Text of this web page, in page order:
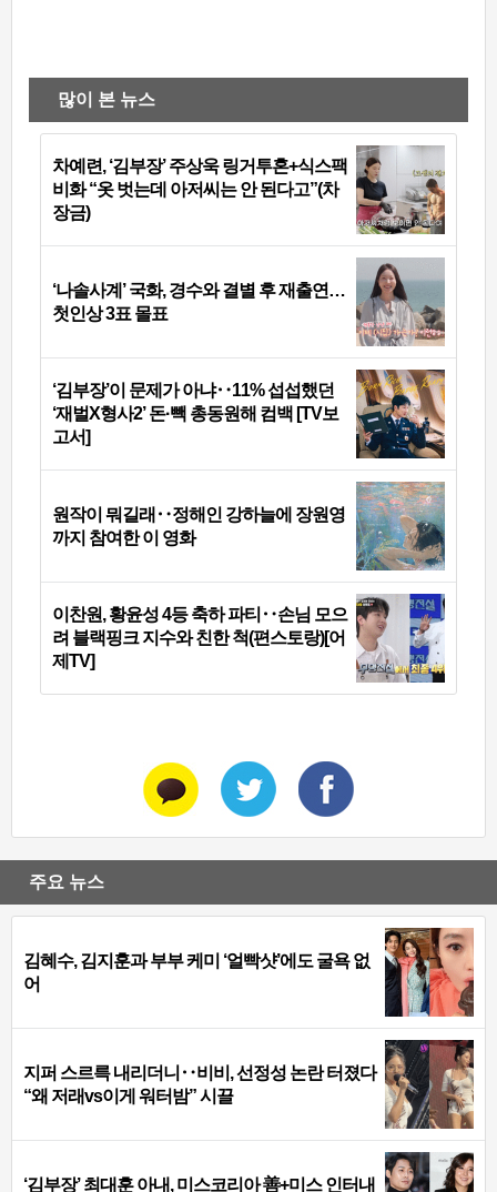
많이 본 뉴스
차예련, ‘김부장’ 주상욱 링거투혼+식스팩
비화 “옷 벗는데 아저씨는 안 된다고”(차
장금)
‘나솔사계’ 국화, 경수와 결별 후 재출연…
첫인상 3표 몰표
‘김부장’이 문제가 아냐‥11% 섭섭했던
‘재벌X형사2’ 돈·빽 총동원해 컴백 [TV보
고서]
원작이 뭐길래‥정해인 강하늘에 장원영
까지 참여한 이 영화
이찬원, 황윤성 4등 축하 파티‥손님 모으
려 블랙핑크 지수와 친한 척(편스토랑)[어
제TV]
주요 뉴스
김혜수, 김지훈과 부부 케미 ‘얼빡샷’에도 굴욕 없
어
지퍼 스르륵 내리더니‥비비, 선정성 논란 터졌다
“왜 저래vs이게 워터밤” 시끌
‘김부장’ 최대훈 아내, 미스코리아 善+미스 인터내